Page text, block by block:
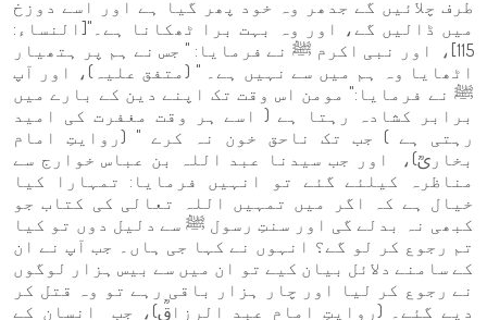
طرف چلائیں گے جدھر وہ خود پھر گیا ہے اور اسے دوزخ
میں ڈالیں گے، اور وہ بہت برا ٹھکانا ہے۔"[النساء:
115]، اور نبی اکرم ﷺ نے فرمایا: " جس نے ہم پر ہتھیار
اٹھایا وہ ہم میں سے نہیں ہے۔ " (متفق علیہ)، اور آپ
ﷺ نے فرمایا:" مومن اس وقت تک اپنے دین کے بارے میں
برابر کشادہ رہتا ہے ( اسے ہر وقت مغفرت کی امید
رہتی ہے ) جب تک ناحق خون نہ کرے " (روایتِ امام
بخاریؒ)، اور جب سیدنا عبد اللہ بن عباس خوارج سے
مناظرہ کیلئے گئے تو انہیں فرمایا: تمہارا کیا
خیال ہے کہ اگر میں تمہیں اللہ تعالی کی کتاب جو
کبھی نہ بدلے گی اور سنتِ رسول ﷺ سے دلیل دوں تو کیا
تم رجوع کر لو گے؟ انہوں نے کہا جی ہاں۔ جب آپ نے ان
کے سامنے دلائل بیان کیے تو ان میں سے بیس ہزار لوگوں
نے رجوع کر لیا اور چار ہزار باقی رہے تو وہ قتل کر
دیے گئے۔ (روایتِ امام عبد الرزاقؒ)، جب انسان کے